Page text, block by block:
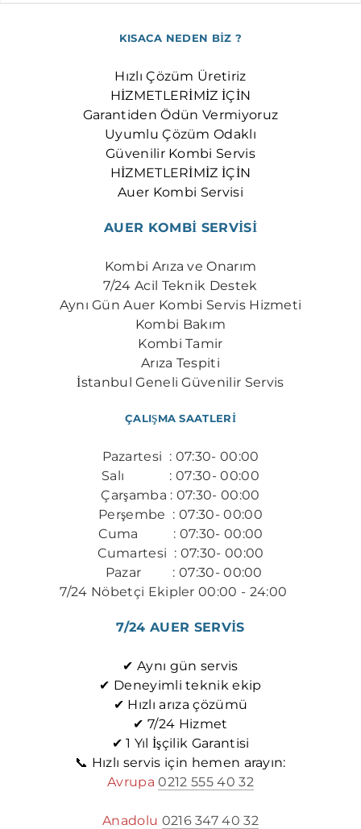
KISACA NEDEN BİZ ?
Hızlı Çözüm Üretiriz
HİZMETLERİMİZ İÇİN
Garantiden Ödün Vermiyoruz
Uyumlu Çözüm Odaklı
Güvenilir Kombi Servis
HİZMETLERİMİZ İÇİN
Auer Kombi Servisi
AUER KOMBİ SERVİSİ
Kombi Arıza ve Onarım
7/24 Acil Teknik Destek
​Aynı Gün Auer Kombi Servis Hizmeti
Kombi Bakım
Kombi Tamir
Arıza Tespiti
İstanbul Geneli Güvenilir Servis
ÇALIŞMA SAATLERİ
Pazartesi : 07:30- 00:00
Salı : 07:30- 00:00
Çarşamba : 07:30- 00:00
Perşembe : 07:30- 00:00
​Cuma : 07:30- 00:00
Cumartesi : 07:30- 00:00
Pazar : 07:30- 00:00
7/24 Nöbetçi Ekipler 00:00 - 24:00
7/24 AUER SERVİS
✔ Aynı gün servis
✔ Deneyimli teknik ekip
✔ Hızlı arıza çözümü
✔ 7/24 Hizmet
✔ 1 Yıl İşçilik Garantisi
📞 Hızlı servis için hemen arayın:
Avrupa 0212 555 40 32
Anadolu 0216 347 40 32